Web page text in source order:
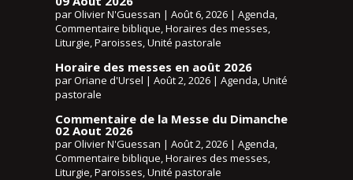
parOlivier N'Guessan |Août 6, 2026 |Agenda,
Commentaire biblique,Horaires des messes,
Liturgie,Paroisses,Unité pastorale
Horaire des messes en août 2026
parOriane d'Ursel |Août 2, 2026 |Agenda,Unité
pastorale
Commentaire de la Messe du Dimanche
02 Aout 2026
parOlivier N'Guessan |Août 2, 2026 |Agenda,
Commentaire biblique,Horaires des messes,
Liturgie,Paroisses,Unité pastorale